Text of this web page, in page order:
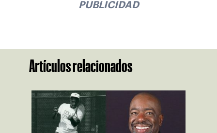
PUBLICIDAD
Artículos relacionados